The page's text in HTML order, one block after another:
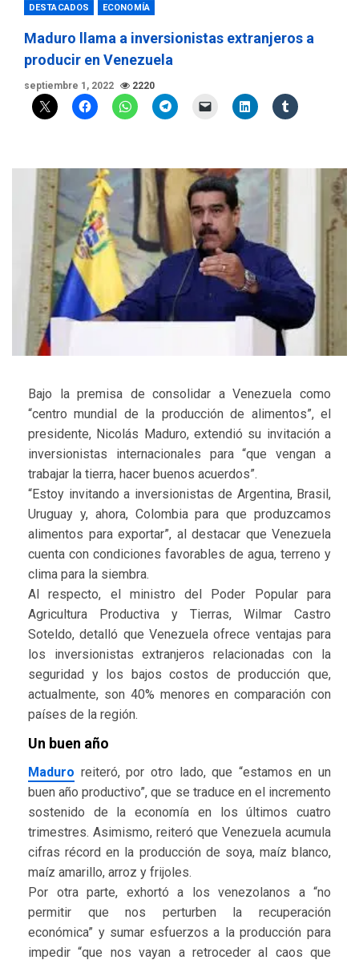
DESTACADOS ECONOMÍA
Maduro llama a inversionistas extranjeros a
producir en Venezuela
septiembre 1, 2022 2220
Bajo la premisa de consolidar a Venezuela como
“centro mundial de la producción de alimentos”, el
presidente, Nicolás Maduro, extendió su invitación a
inversionistas internacionales para “que vengan a
trabajar la tierra, hacer buenos acuerdos”.
“Estoy invitando a inversionistas de Argentina, Brasil,
Uruguay y, ahora, Colombia para que produzcamos
alimentos para exportar”, al destacar que Venezuela
cuenta con condiciones favorables de agua, terreno y
clima para la siembra.
Al respecto, el ministro del Poder Popular para
Agricultura Productiva y Tierras, Wilmar Castro
Soteldo, detalló que Venezuela ofrece ventajas para
los inversionistas extranjeros relacionadas con la
seguridad y los bajos costos de producción que,
actualmente, son 40% menores en comparación con
países de la región.
Un buen año
Maduro reiteró, por otro lado, que “estamos en un
buen año productivo”, que se traduce en el incremento
sostenido de la economía en los últimos cuatro
trimestres. Asimismo, reiteró que Venezuela acumula
cifras récord en la producción de soya, maíz blanco,
maíz amarillo, arroz y frijoles.
Por otra parte, exhortó a los venezolanos a “no
permitir que nos perturben la recuperación
económica” y sumar esfuerzos a la producción para
impedir “que nos vayan a retroceder al caos que